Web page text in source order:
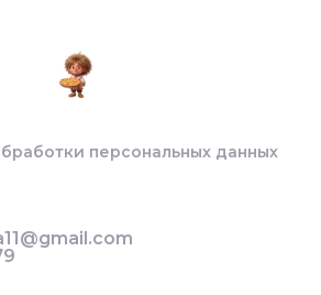
персональных данных